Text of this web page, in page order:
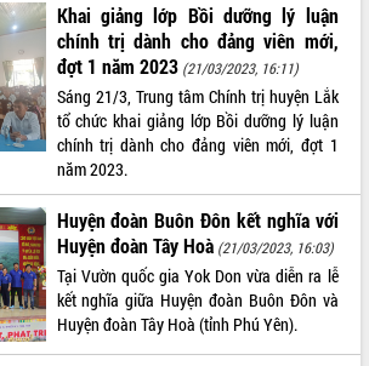
Khai giảng lớp Bồi dưỡng lý luận
chính trị dành cho đảng viên mới,
đợt 1 năm 2023 (21/03/2023, 16:11)
Sáng 21/3, Trung tâm Chính trị huyện Lắk
tổ chức khai giảng lớp Bồi dưỡng lý luận
chính trị dành cho đảng viên mới, đợt 1
năm 2023.
Huyện đoàn Buôn Đôn kết nghĩa với
Huyện đoàn Tây Hoà (21/03/2023, 16:03)
Tại Vườn quốc gia Yok Don vừa diễn ra lễ
kết nghĩa giữa Huyện đoàn Buôn Đôn và
Huyện đoàn Tây Hoà (tỉnh Phú Yên).